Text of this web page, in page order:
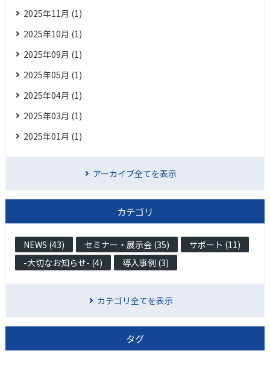
2025年11月 (1)
2025年10月 (1)
2025年09月 (1)
2025年05月 (1)
2025年04月 (1)
2025年03月 (1)
2025年01月 (1)
アーカイブ全てを表示
カテゴリ
NEWS (43) セミナー・展示会 (35)
サポート (11)
-大切なお知らせ- (4)
導入事例 (3)
カテゴリ全てを表示
タグ